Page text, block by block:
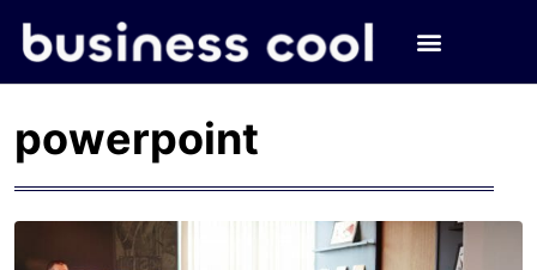
powerpoint